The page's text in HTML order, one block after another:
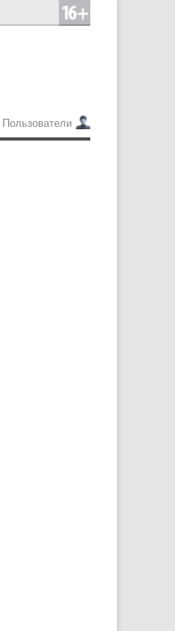
Пользователи